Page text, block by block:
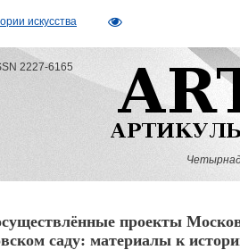
искусства
2227-6165
проекты
саду: материалы к